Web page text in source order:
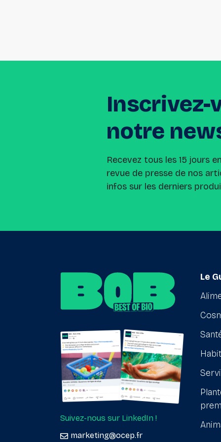
Inscrivez-
notre
Recevez tous les 15 jours
revue de presse de nos
infos sur les derniers
Suivez-nous sur LinkedIn !
marketing@ocep.fr
Le